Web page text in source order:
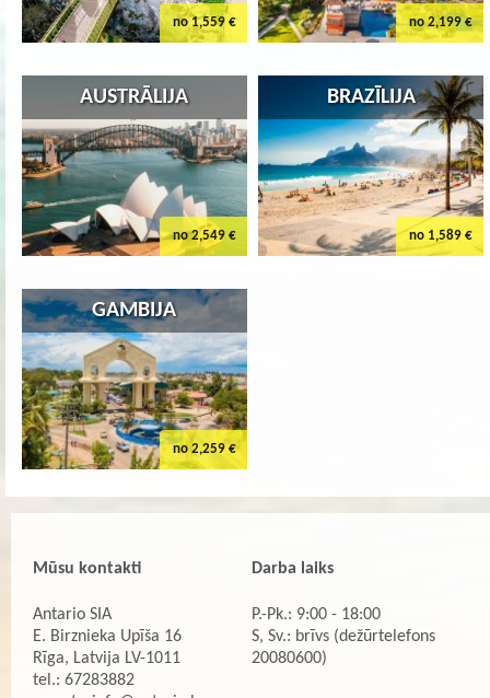
no 1,559 € no 2,199 €
no 2,549 €
AUSTRĀLIJA
no 1,589 €
BRAZĪLIJA
no 2,259 €
GAMBIJA
Mūsu kontakti
Antario SIA
E. Birznieka Upīša 16
Rīga, Latvija LV-1011
tel.: 67283882
Darba laiks
P.-Pk.: 9:00 - 18:00
S, Sv.: brīvs (dežūrtelefons
20080600)